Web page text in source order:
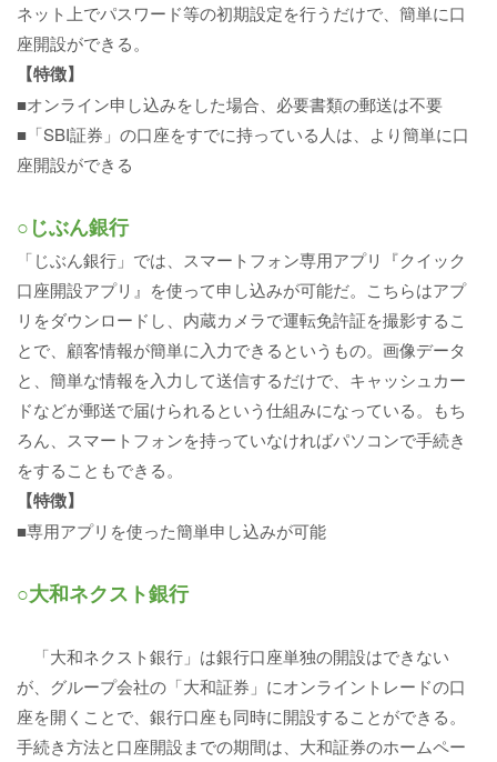
ネット上でパスワード等の初期設定を行うだけで、簡単に口
座開設ができる。
【特徴】
■オンライン申し込みをした場合、必要書類の郵送は不要
■「SBI証券」の口座をすでに持っている人は、より簡単に口
座開設ができる
○じぶん銀行
「じぶん銀行」では、スマートフォン専用アプリ『クイック
口座開設アプリ』を使って申し込みが可能だ。こちらはアプ
リをダウンロードし、内蔵カメラで運転免許証を撮影するこ
とで、顧客情報が簡単に入力できるというもの。画像データ
と、簡単な情報を入力して送信するだけで、キャッシュカー
ドなどが郵送で届けられるという仕組みになっている。もち
ろん、スマートフォンを持っていなければパソコンで手続き
をすることもできる。
【特徴】
■専用アプリを使った簡単申し込みが可能
○大和ネクスト銀行
「大和ネクスト銀行」は銀行口座単独の開設はできない
が、グループ会社の「大和証券」にオンライントレードの口
座を開くことで、銀行口座も同時に開設することができる。
手続き方法と口座開設までの期間は、大和証券のホームペー